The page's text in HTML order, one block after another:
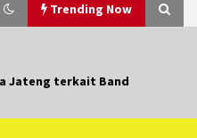
Trending Now
Jurpala 2026 Hadirkan
Jateng terkait Band